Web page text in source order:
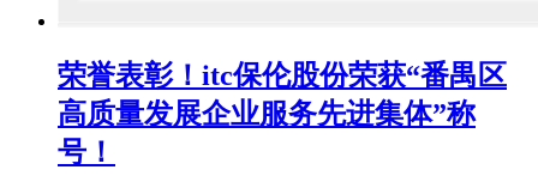
荣誉表彰！itc保伦股份荣获“番禺区
高质量发展企业服务先进集体”称
号！